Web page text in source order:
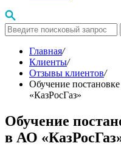
Главная/
Клиенты/
Отзывы клиентов/
Обучение
«КазРосГаз»
Обучение
в АО